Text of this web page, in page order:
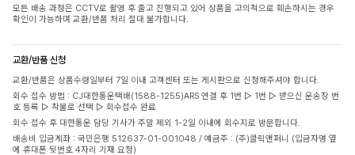
모든 배송 과정은 CCTV로 촬영 후 출고 진행되고 있어 상품을 고의적으로 훼손하시는 경우
확인이 가능하며 교환/반품 처리 절대 불가합니다.
교환/반품 신청
교환/반품은 상품수령일부터 7일 이내 고객센터 또는 게시판으로 신청해주셔야 합니다.
회수 접수 방법 : CJ대한통운택배(1588-1255)ARS 연결 후 1번 ▷ 1번 ▷ 받으신 운송장 번
호 등록 ▷ 착불로 선택 ▷ 회수접수 완료
회수 접수 후 대한통운 담당 기사가 주말 제외 1-2일 이내에 회수지로 방문합니다.
배송비 입금계좌 : 국민은행 512637-01-001048 / 예금주 : (주)클릭앤퍼니 (입금자명 옆
에 휴대폰 뒷번호 4자리 기재 요청)